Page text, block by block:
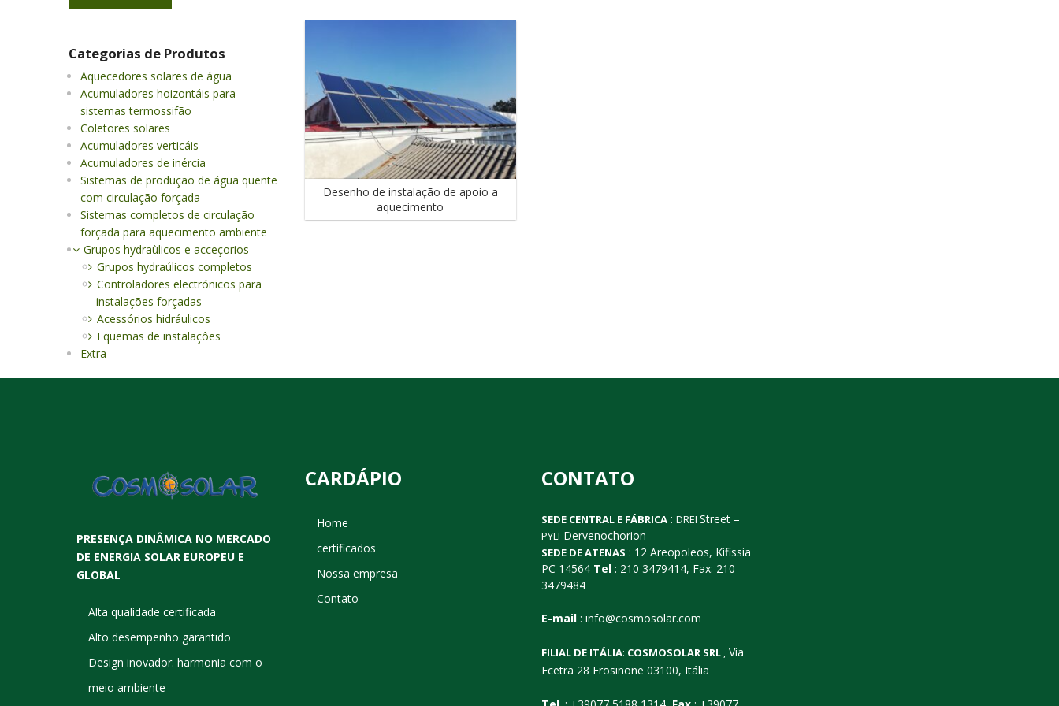
Categorias de Produtos
Aquecedores solares de água
Acumuladores hoizontáis para
sistemas termossifão
Coletores solares
Acumuladores verticáis
Acumuladores de inércia
Sistemas de produção de água quente
com circulação forçada
Sistemas completos de circulação
forçada para aquecimento ambiente
Grupos hydraùlicos e acceçorios
Grupos hydraúlicos completos
Controladores electrónicos para
instalações forçadas
Acessórios hidráulicos
Equemas de instalaçôes
Extra
Desenho de instalação de apoio a
aquecimento
PRESENÇA DINÂMICA NO MERCADO
DE ENERGIA SOLAR EUROPEU E
GLOBAL
Alta qualidade certificada
Alto desempenho garantido
Design inovador: harmonia com o
meio ambiente
CARDÁPIO
Home
certificados
Nossa empresa
Contato
CONTATO
SEDE CENTRAL E FÁBRICA : DREI Street –
PYLI Dervenochorion
SEDE DE ATENAS : 12 Areopoleos, Kifissia
PC 14564 Tel : 210 3479414, Fax: 210
3479484
E-mail : info@cosmosolar.com
FILIAL DE ITÁLIA: COSMOSOLAR SRL , Via
Ecetra 28 Frosinone 03100, Itália